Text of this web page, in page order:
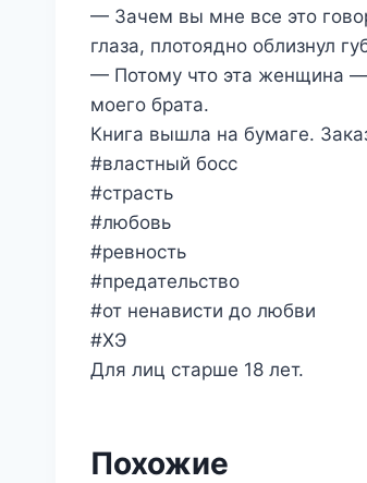
— Зачем вы мне все это
глаза, плотоядно облизнул
— Потому что эта женщина
моего брата.
Книга вышла на бумаге.
#властный босс
#страсть
#любовь
#ревность
#предательство
#от ненависти до любви
#ХЭ
Для лиц старше 18 лет.
Похожие